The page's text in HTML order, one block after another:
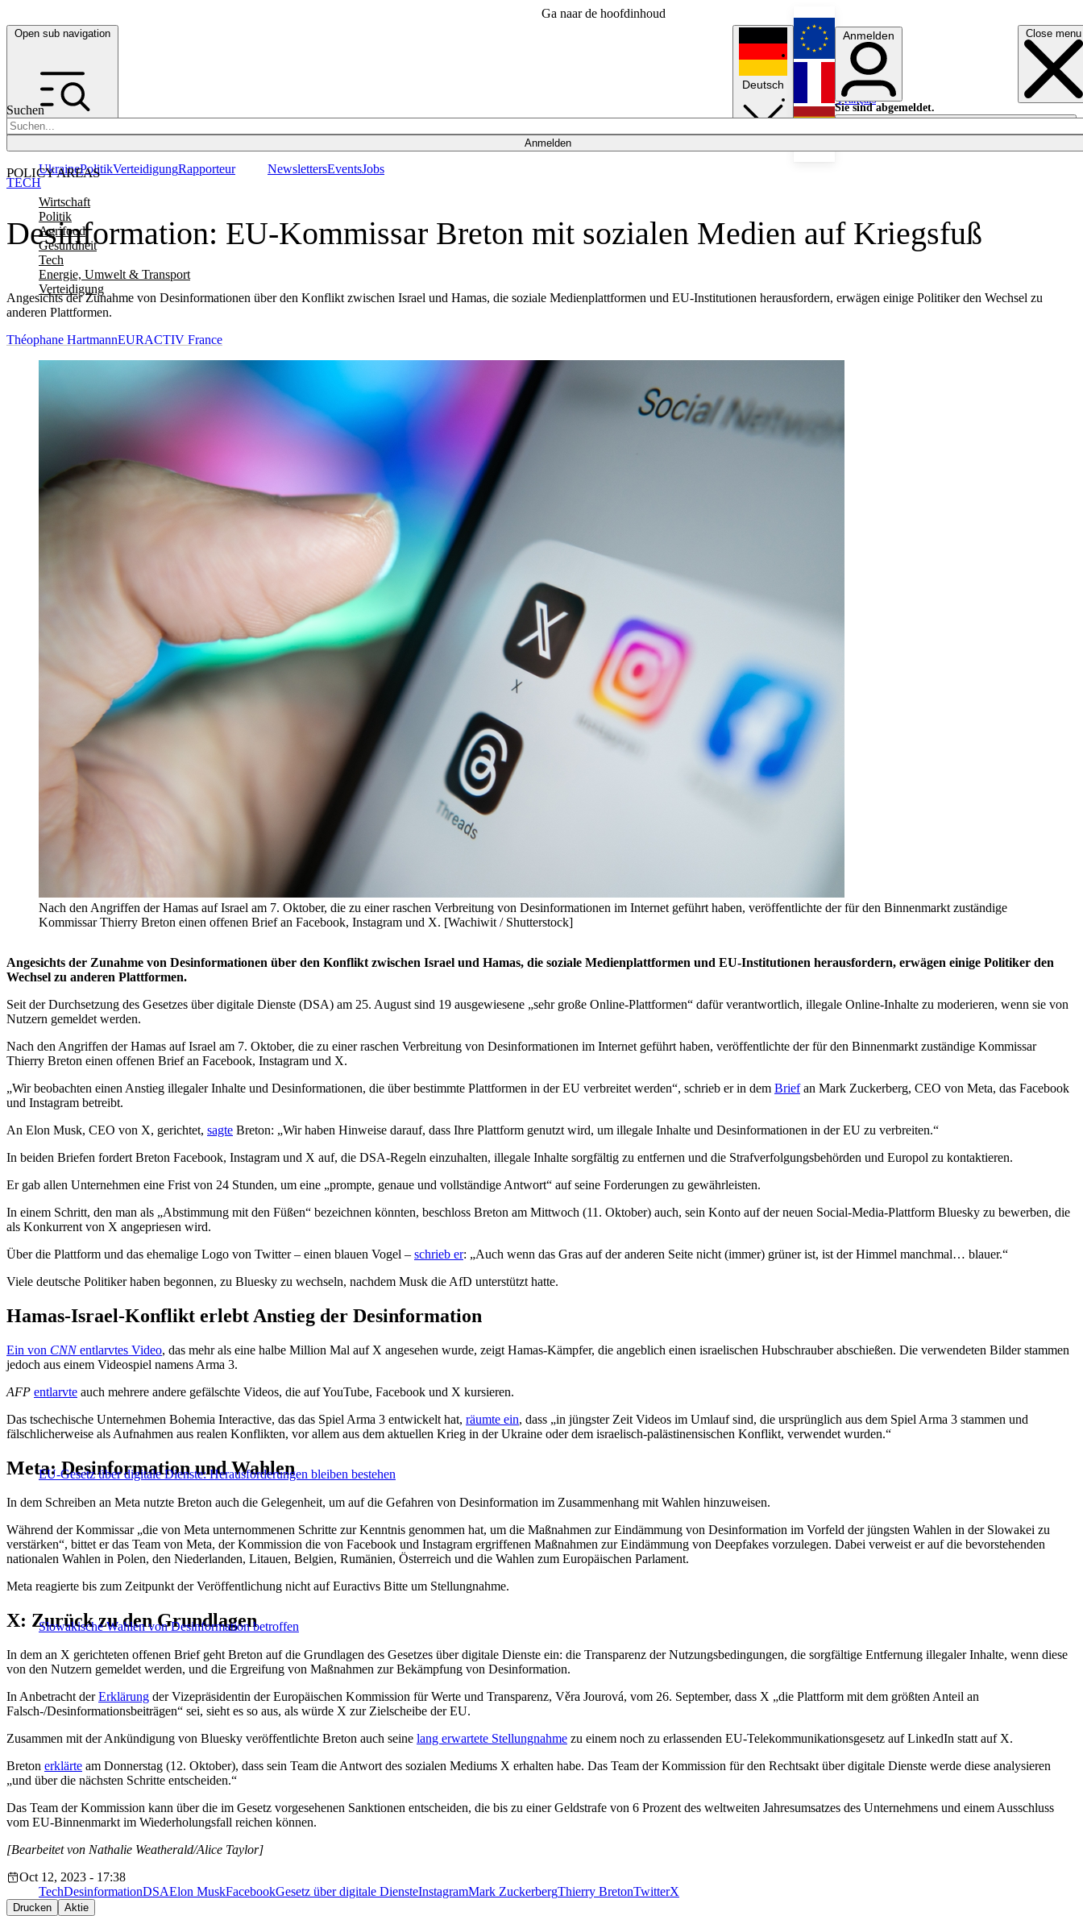
Ga naar de hoofdinhoud
Open sub navigation Close menu
Suchen
Anmelden
POLICY AREAS
Wirtschaft
Politik
Agrifood
Gesundheit
Tech
Energie, Umwelt & Transport
Verteidigung
UkrainePolitikVerteidigungRapporteur NewslettersEventsJobs
Deutsch
English
Français
Anmelden
Sie sind abgemeldet.
Anmelden
Licht aus
Desinformation: EU-Kommissar Breton mit sozialen Medien auf Kriegsfuß
Angesichts der Zunahme von Desinformationen über den Konflikt zwischen Israel und Hamas, die soziale Medienplattformen und EU-Institutionen herausfordern, erwägen einige Politiker den Wechsel zu
anderen Plattformen.
TECH
Théophane HartmannEURACTIV France
Nach den Angriffen der Hamas auf Israel am 7. Oktober, die zu einer raschen Verbreitung von Desinformationen im Internet geführt haben, veröffentlichte der für den Binnenmarkt zuständige
Kommissar Thierry Breton einen offenen Brief an Facebook, Instagram und X. [Wachiwit / Shutterstock]
Angesichts der Zunahme von Desinformationen über den Konflikt zwischen Israel und Hamas, die soziale Medienplattformen und EU-Institutionen herausfordern, erwägen einige Politiker den
Wechsel zu anderen Plattformen.
Seit der Durchsetzung des Gesetzes über digitale Dienste (DSA) am 25. August sind 19 ausgewiesene „sehr große Online-Plattformen“ dafür verantwortlich, illegale Online-Inhalte zu moderieren, wenn sie von
Nutzern gemeldet werden.
Nach den Angriffen der Hamas auf Israel am 7. Oktober, die zu einer raschen Verbreitung von Desinformationen im Internet geführt haben, veröffentlichte der für den Binnenmarkt zuständige Kommissar
Thierry Breton einen offenen Brief an Facebook, Instagram und X.
„Wir beobachten einen Anstieg illegaler Inhalte und Desinformationen, die über bestimmte Plattformen in der EU verbreitet werden“, schrieb er in dem Briefan Mark Zuckerberg, CEO von Meta, das Facebook
und Instagram betreibt.
An Elon Musk, CEO von X, gerichtet, sagte Breton: „Wir haben Hinweise darauf, dass Ihre Plattform genutzt wird, um illegale Inhalte und Desinformationen in der EU zu verbreiten.“
In beiden Briefen fordert Breton Facebook, Instagram und X auf, die DSA-Regeln einzuhalten, illegale Inhalte sorgfältig zu entfernen und die Strafverfolgungsbehörden und Europol zu kontaktieren.
Er gab allen Unternehmen eine Frist von 24 Stunden, um eine „prompte, genaue und vollständige Antwort“ auf seine Forderungen zu gewährleisten.
In einem Schritt, den man als „Abstimmung mit den Füßen“ bezeichnen könnten, beschloss Breton am Mittwoch (11. Oktober) auch, sein Konto auf der neuen Social-Media-Plattform Bluesky zu bewerben, die
als Konkurrent von X angepriesen wird.
Über die Plattform und das ehemalige Logo von Twitter – einen blauen Vogel – schrieb er: „Auch wenn das Gras auf der anderen Seite nicht (immer) grüner ist, ist der Himmel manchmal… blauer.“
Viele deutsche Politiker haben begonnen, zu Bluesky zu wechseln, nachdem Musk die AfD unterstützt hatte.
Hamas-Israel-Konflikt erlebt Anstieg der Desinformation
Ein von CNNentlarvtes Video, das mehr als eine halbe Million Mal auf X angesehen wurde, zeigt Hamas-Kämpfer, die angeblich einen israelischen Hubschrauber abschießen. Die verwendeten Bilder stammen
jedoch aus einem Videospiel namens Arma 3.
AFP entlarvte auch mehrere andere gefälschte Videos, die auf YouTube, Facebook und X kursieren.
Das tschechische Unternehmen Bohemia Interactive, das das Spiel Arma 3 entwickelt hat, räumte ein, dass „in jüngster Zeit Videos im Umlauf sind, die ursprünglich aus dem Spiel Arma 3 stammen und
fälschlicherweise als Aufnahmen aus realen Konflikten, vor allem aus dem aktuellen Krieg in der Ukraine oder dem israelisch-palästinensischen Konflikt, verwendet wurden.“
EU-Gesetz über digitale Dienste: Herausforderungen bleiben bestehen
Meta: Desinformation und Wahlen
In dem Schreiben an Meta nutzte Breton auch die Gelegenheit, um auf die Gefahren von Desinformation im Zusammenhang mit Wahlen hinzuweisen.
Während der Kommissar „die von Meta unternommenen Schritte zur Kenntnis genommen hat, um die Maßnahmen zur Eindämmung von Desinformation im Vorfeld der jüngsten Wahlen in der Slowakei zu
verstärken“, bittet er das Team von Meta, der Kommission die von Facebook und Instagram ergriffenen Maßnahmen zur Eindämmung von Deepfakes vorzulegen. Dabei verweist er auf die bevorstehenden
nationalen Wahlen in Polen, den Niederlanden, Litauen, Belgien, Rumänien, Österreich und die Wahlen zum Europäischen Parlament.
Meta reagierte bis zum Zeitpunkt der Veröffentlichung nicht auf Euractivs Bitte um Stellungnahme.
Slowakische Wahlen von Desinformation betroffen
X: Zurück zu den Grundlagen
In dem an X gerichteten offenen Brief geht Breton auf die Grundlagen des Gesetzes über digitale Dienste ein: die Transparenz der Nutzungsbedingungen, die sorgfältige Entfernung illegaler Inhalte, wenn diese
von den Nutzern gemeldet werden, und die Ergreifung von Maßnahmen zur Bekämpfung von Desinformation.
In Anbetracht derErklärung der Vizepräsidentin der Europäischen Kommission für Werte und Transparenz, Věra Jourová, vom 26. September, dass X „die Plattform mit dem größten Anteil an
Falsch-/Desinformationsbeiträgen“ sei, sieht es so aus, als würde X zur Zielscheibe der EU.
Zusammen mit der Ankündigung von Bluesky veröffentlichte Breton auch seine lang erwartete Stellungnahme zu einem noch zu erlassenden EU-Telekommunikationsgesetz auf LinkedIn statt auf X.
Breton erklärte am Donnerstag (12. Oktober), dass sein Team die Antwort des sozialen Mediums X erhalten habe. Das Team der Kommission für den Rechtsakt über digitale Dienste werde diese analysieren
„und über die nächsten Schritte entscheiden.“
Das Team der Kommission kann über die im Gesetz vorgesehenen Sanktionen entscheiden, die bis zu einer Geldstrafe von 6 Prozent des weltweiten Jahresumsatzes des Unternehmens und einem Ausschluss
vom EU-Binnenmarkt im Wiederholungsfall reichen können.
[Bearbeitet von Nathalie Weatherald/Alice Taylor]
Oct 12, 2023 - 17:38
TechDesinformationDSAElon MuskFacebookGesetz über digitale DiensteInstagramMark ZuckerbergThierry BretonTwitterX
Drucken Aktie